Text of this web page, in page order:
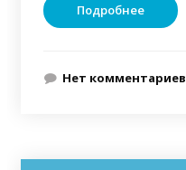
Подробнее
Нет комментариев